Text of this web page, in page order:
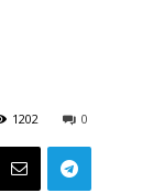
1202 0